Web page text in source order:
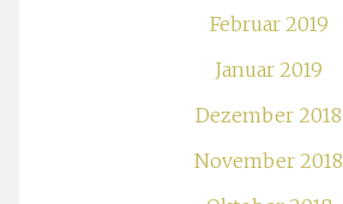
Februar 2019
Januar 2019
Dezember 2018
November 2018